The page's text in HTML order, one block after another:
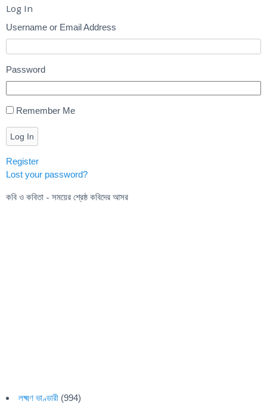
Log In
Username or Email Address
Password
Remember Me
Log In
Register
Lost your password?
কবি ও কবিতা - সময়ের শ্রেষ্ঠ কবিদের আসর
লক্ষ্মণ ভাণ্ডারী (994)